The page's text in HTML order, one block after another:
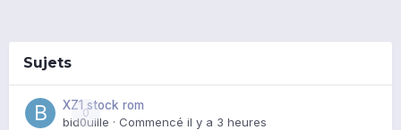
Sujets
0
XZ1 stock rom
bid0uille · Commencé il y a 3 heures